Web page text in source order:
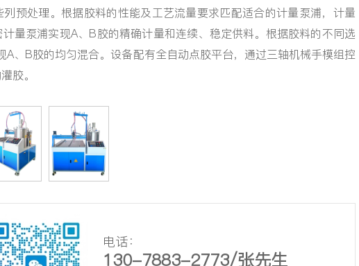
预处理。根据胶料的性能及工艺流量要求匹配适合的计量泵浦，计量
量泵浦实现A、B胶的精确计量和连续、稳定供料。根据胶料的不同选
、B胶的均匀混合。设备配有全自动点胶平台，通过三轴机械手模组控
胶。
电话：
130-7883-2773/张先生